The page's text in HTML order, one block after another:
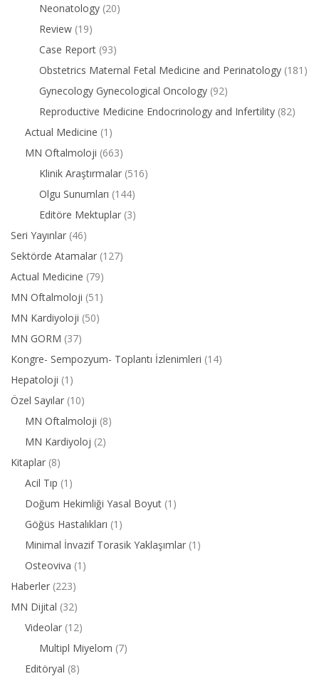
Neonatology (20)
Review (19)
Case Report (93)
Obstetrics Maternal Fetal Medicine and Perinatology (181)
Gynecology Gynecological Oncology (92)
Reproductive Medicine Endocrinology and Infertility (82)
Actual Medicine (1)
MN Oftalmoloji (663)
Klinik Araştırmalar (516)
Olgu Sunumları (144)
Editöre Mektuplar (3)
Seri Yayınlar (46)
Sektörde Atamalar (127)
Actual Medicine (79)
MN Oftalmoloji (51)
MN Kardiyoloji (50)
MN GORM (37)
Kongre- Sempozyum- Toplantı İzlenimleri (14)
Hepatoloji (1)
Özel Sayılar (10)
MN Oftalmoloji (8)
MN Kardiyoloj (2)
Kitaplar (8)
Acil Tıp (1)
Doğum Hekimliği Yasal Boyut (1)
Göğüs Hastalıkları (1)
Minimal İnvazif Torasik Yaklaşımlar (1)
Osteoviva (1)
Haberler (223)
MN Dijital (32)
Videolar (12)
Multipl Miyelom (7)
Editöryal (8)